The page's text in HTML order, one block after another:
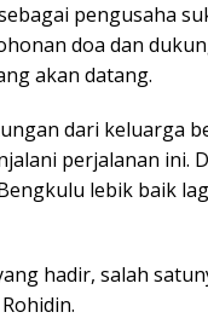
pengusaha
doa dan
akan datang.
dari keluarga
perjalanan ini.
lebik baik
hadir, salah